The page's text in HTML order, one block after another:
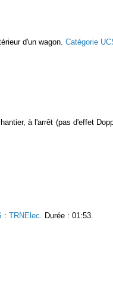
d'un wagon. Catégorie
à l'arrêt (pas d'effet
: TRNElec . Durée : 01:53.